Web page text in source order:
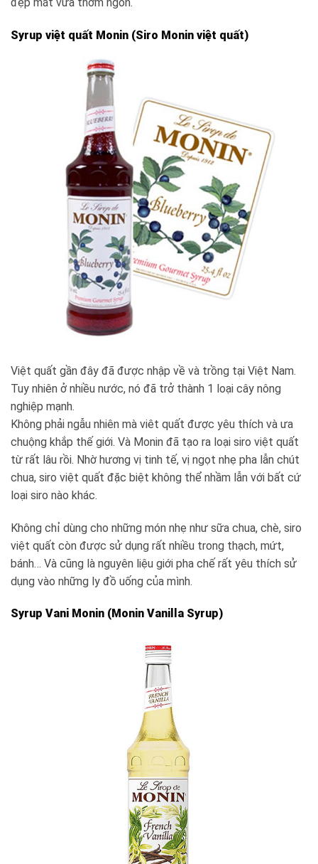
Syrup việt quất Monin (Siro Monin việt quất)
Việt quất gần đây đã được nhập về và trồng tại Việt Nam.
Tuy nhiên ở nhiều nước, nó đã trở thành 1 loại cây nông
nghiệp mạnh.
Không phải ngẫu nhiên mà viêt quất được yêu thích và ưa
chuộng khắp thế giới. Và Monin đã tạo ra loại siro việt quất
từ rất lâu rồi. Nhờ hương vị tinh tế, vị ngọt nhẹ pha lẫn chút
chua, siro việt quất đặc biệt không thể nhầm lẫn với bất cứ
loại siro nào khác.
Không chỉ dùng cho những món nhẹ như sữa chua, chè, siro
việt quất còn được sử dụng rất nhiều trong thạch, mứt,
bánh… Và cũng là nguyên liệu giới pha chế rất yêu thích sử
dụng vào những ly đồ uống của mình.
Syrup Vani Monin (Monin Vanilla Syrup)